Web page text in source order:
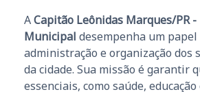
ACapitão Leônidas Marques/PR
Municipal desempenha um
administração e organização dos
da cidade. Sua missão é garantir
essenciais, como saúde, educação